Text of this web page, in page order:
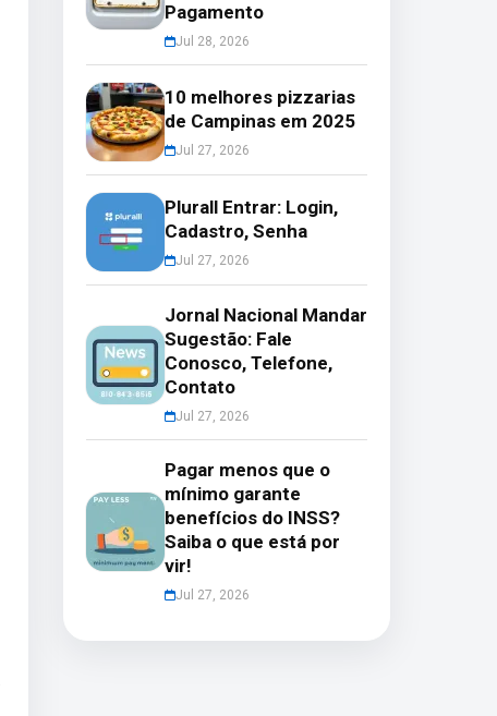
Pagamento
Jul 28, 2026
10 melhores pizzarias
de Campinas em 2025
Jul 27, 2026
Plurall Entrar: Login,
Cadastro, Senha
Jul 27, 2026
Jornal Nacional Mandar
Sugestão: Fale
Conosco, Telefone,
Contato
Jul 27, 2026
Pagar menos que o
mínimo garante
benefícios do INSS?
Saiba o que está por
vir!
Jul 27, 2026